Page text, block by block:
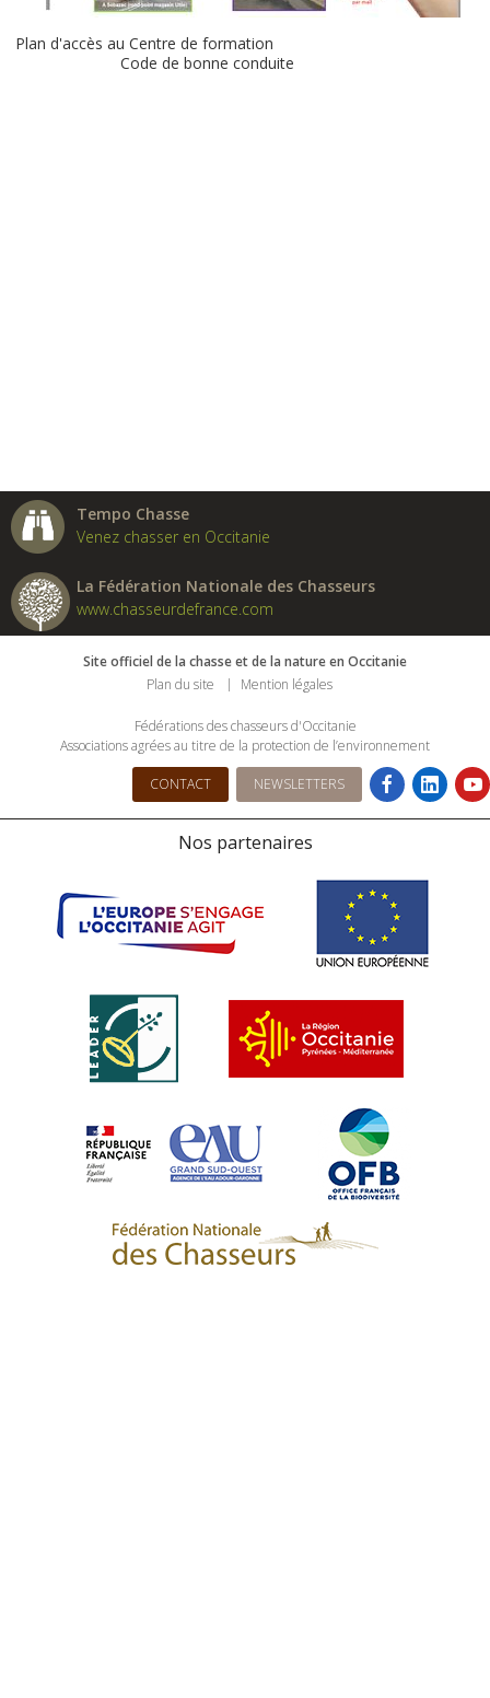
Plan d'accès au Centre de formation
Code de bonne conduite
Tempo Chasse
Venez chasser en Occitanie
La Fédération Nationale des Chasseurs
www.chasseurdefrance.com
Site officiel de la chasse et de la nature en Occitanie
Plan du site
Mention légales
Fédérations des chasseurs d'Occitanie
Associations agrées au titre de la protection de l’environnement
CONTACT NEWSLETTERS
Nos partenaires